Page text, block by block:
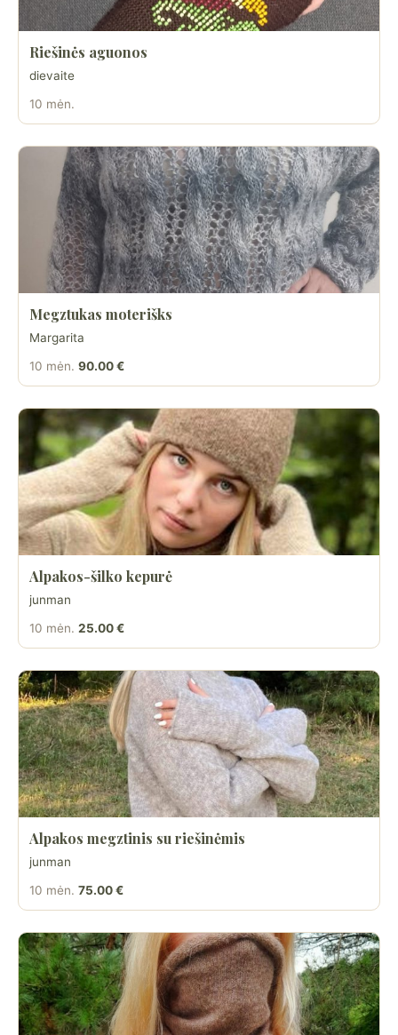
Riešinės aguonos
dievaite
10 mėn.
Megztukas moterišks
Margarita
10 mėn. 90.00 €
Alpakos-šilko kepurė
junman
10 mėn. 25.00 €
Alpakos megztinis su riešinėmis
junman
10 mėn. 75.00 €